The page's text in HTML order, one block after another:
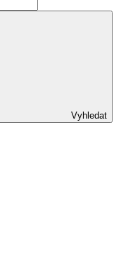
Vyhledat